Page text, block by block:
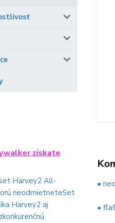
získate
Harvey2 All-
neodmietneteSet
Harvey2 aj
•
•